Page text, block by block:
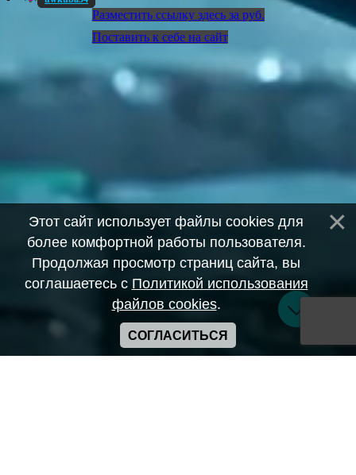
Разместить ссылку здесь за руб.
Поставить к себе на сайт
Этот сайт использует файлы cookies для
более комфортной работы пользователя.
Продолжая просмотр страниц сайта, вы
соглашаетесь с Политикой использования
файлов cookies.
СОГЛАСИТЬСЯ